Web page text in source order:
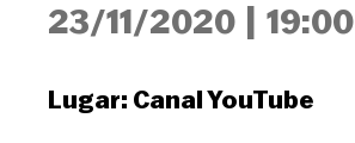
23/11/2020 19:00
Lugar: Canal YouTube